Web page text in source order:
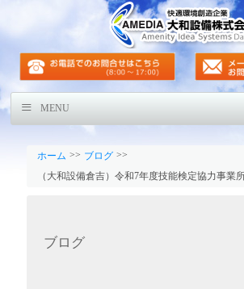
MENU
ホーム >> ブログ >>
（大和設備倉吉）令和7年度技能検定協力事業
ブログ